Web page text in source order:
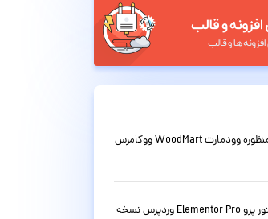
قالب فروشگاهی چندمنظوره وودمارت WoodMart ووکامرس
افزونه صفحه ساز المنتور پرو Elementor Pro وردپرس نسخه